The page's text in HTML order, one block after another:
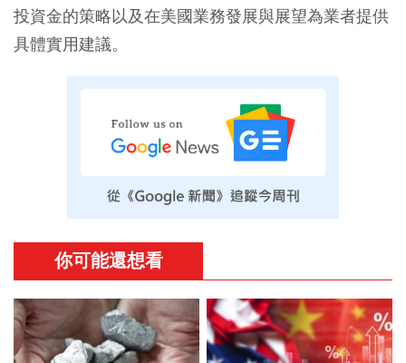
投資金的策略以及在美國業務發展與展望為業者提供
具體實用建議。